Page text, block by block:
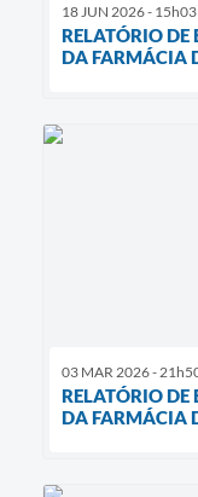
18 JUN 2026 - 15h03
RELATÓRIO DE
DA FARMÁCIA
03 MAR 2026 -
RELATÓRIO DE
DA FARMÁCIA